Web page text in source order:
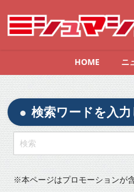
HOME ニ
検索ワードを入
※本ページはプロモーションが